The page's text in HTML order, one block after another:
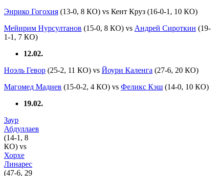
Энрико Гогохия (13-0, 8 КО) vs Кент Круз (16-0-1, 10 КО)
Мейирим Нурсултанов (15-0, 8 КО) vs Андрей Сироткин (19-
1-1, 7 КО)
12.02.
Ноэль Гевор (25-2, 11 КО) vs Йоури Каленга (27-6, 20 КО)
Магомед Мадиев (15-0-2, 4 КО) vs Феликс Кэш (14-0, 10 КО)
19.02.
Заур
Абдуллаев
(14-1, 8
КО) vs
Хорхе
Линарес
(47-6, 29